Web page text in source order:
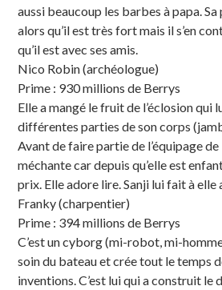
aussi beaucoup les barbes à papa.
alors qu’il est très fort mais il s’en
qu’il est avec ses amis.
Nico Robin (archéologue)
Prime : 930 millions de Berrys
Elle a mangé le fruit de l’éclosion qui
différentes parties de son corps
Avant de faire partie de l’équipage
méchante car depuis qu’elle est
prix. Elle adore lire. Sanji lui fait à elle
Franky (charpentier)
Prime : 394 millions de Berrys
C’est un cyborg (mi-robot, mi-
soin du bateau et crée tout le temps
inventions. C’est lui qui a construit le